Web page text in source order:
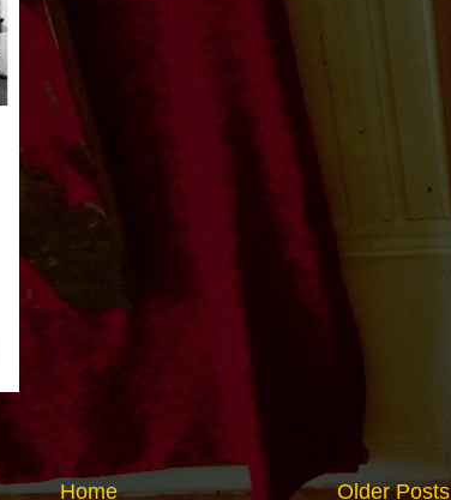
Older Posts
Home